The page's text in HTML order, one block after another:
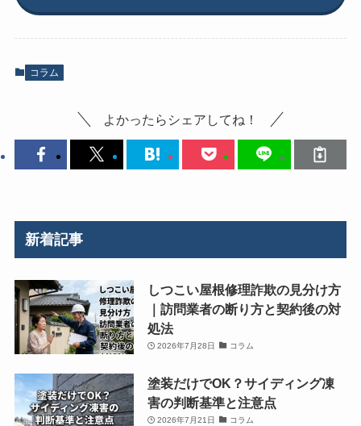
コラム
よかったらシェアしてね！
新着記事
しつこい屋根修理詐欺の見分け方
｜訪問業者の断り方と契約後の対
処法
2026年7月28日 コラム
塗装だけでOK？サイディング凍
害の判断基準と注意点
2026年7月21日 コラム